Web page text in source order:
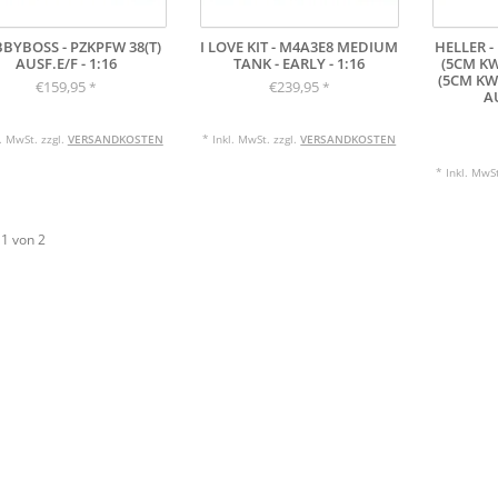
- PZKPFW 38(T)
AUSF.E/F - 1:16
€159,95 *
zzgl. VERSANDKOSTEN
I LOVE KIT - M4A3E8 MEDIUM
TANK - EARLY - 1:16
€239,95 *
* Inkl. MwSt. zzgl.VERSANDKOSTEN
HELLER
(5CM
(5CM
* Inkl.
von 2